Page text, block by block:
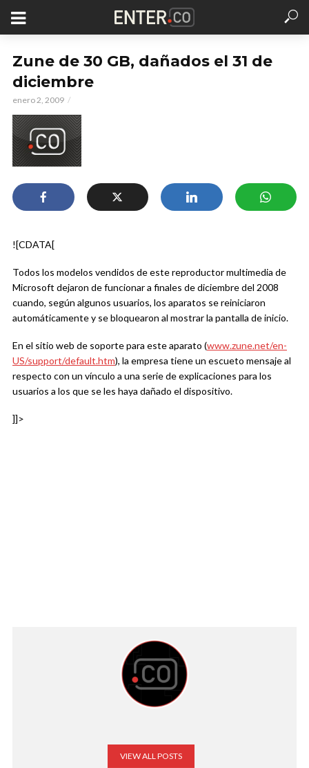
Zune de 30 GB, dañados el 31 de
diciembre
enero 2, 2009
![CDATA[
Todos los modelos vendidos de este reproductor multimedia de
Microsoft dejaron de funcionar a finales de diciembre del 2008
cuando, según algunos usuarios, los aparatos se reiniciaron
automáticamente y se bloquearon al mostrar la pantalla de inicio.
En el sitio web de soporte para este aparato (www.zune.net/en-
US/support/default.htm), la empresa tiene un escueto mensaje al
respecto con un vínculo a una serie de explicaciones para los
usuarios a los que se les haya dañado el dispositivo.
]]>
VIEW ALL POSTS